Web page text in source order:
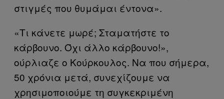
στιγμές που θυμάμαι έντονα».
«Τι κάνετε μωρέ; Σταματήστε το
κάρβουνο. Όχι άλλο κάρβουνο!»,
ούρλιαζε ο Κούρκουλος. Να που σήμερα,
50 χρόνια μετά, συνεχίζουμε να
χρησιμοποιούμε τη συγκεκριμένη